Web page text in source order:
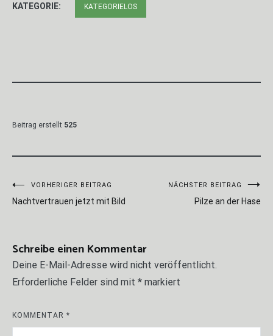
KATEGORIE: KATEGORIELOS
Beitrag erstellt 525
Beitragsnavigation
VORHERIGER BEITRAG
Nachtvertrauen jetzt mit Bild
NÄCHSTER BEITRAG
Pilze an der Hase
Schreibe einen Kommentar
Deine E-Mail-Adresse wird nicht veröffentlicht.
Erforderliche Felder sind mit * markiert
KOMMENTAR *